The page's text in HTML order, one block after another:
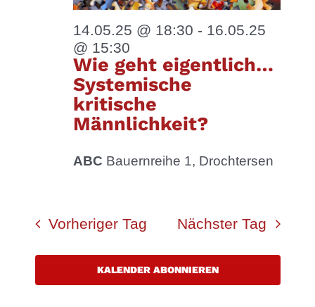
14.05.25 @ 18:30 - 16.05.25
@ 15:30
Wie geht eigentlich…
Systemische
kritische
Männlichkeit?
ABC Bauernreihe 1, Drochtersen
Vorheriger Tag Nächster Tag
KALENDER ABONNIEREN